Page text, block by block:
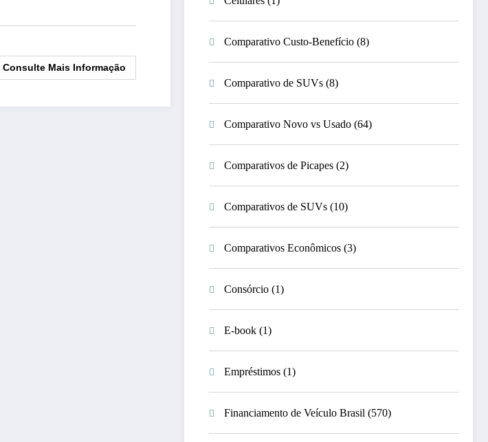
Consulte Mais Informação
Comparativo Custo-Benefício (8)
Comparativo de SUVs (8)
Comparativo Novo vs Usado (64)
Comparativos de Picapes (2)
Comparativos de SUVs (10)
Comparativos Econômicos (3)
Consórcio (1)
E-book (1)
Empréstimos (1)
Financiamento de Veículo Brasil (570)